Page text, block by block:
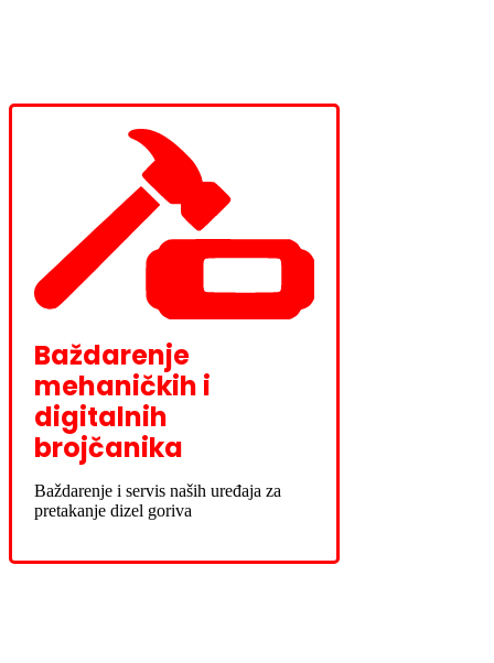
Baždarenje
mehaničkih i
digitalnih
brojčanika
Baždarenje i servis naših uređaja za
pretakanje dizel goriva